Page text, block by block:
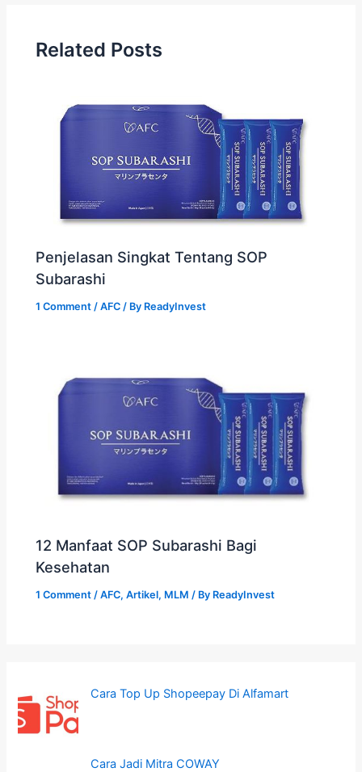
Related Posts
Penjelasan Singkat Tentang SOP
Subarashi
1 Comment /AFC / By ReadyInvest
12 Manfaat SOP Subarashi Bagi
Kesehatan
1 Comment /AFC,Artikel, MLM / By ReadyInvest
Cara Top Up Shopeepay Di Alfamart
Cara Jadi Mitra COWAY